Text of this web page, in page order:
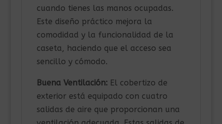
cuando tienes las manos ocupadas.
Este diseño práctico mejora la
comodidad y la funcionalidad de la
caseta, haciendo que el acceso sea
sencillo y cómodo.
Buena Ventilación:El cobertizo de
exterior está equipado con cuatro
salidas de aire que proporcionan una